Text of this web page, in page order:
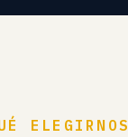
ELEGIRNOS